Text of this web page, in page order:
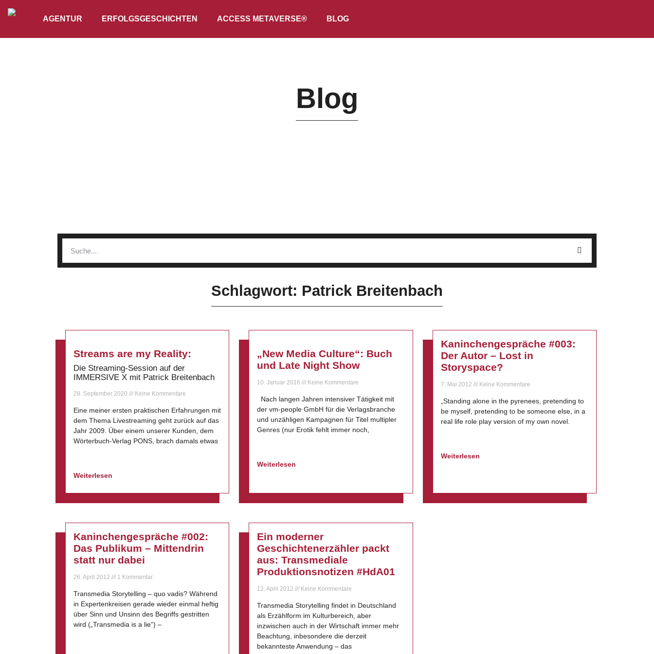
AGENTUR ERFOLGSGESCHICHTEN ACCESS METAVERSE® BLOG
Blog
Schlagwort: Patrick Breitenbach
Streams are my Reality:
Die Streaming-Session auf der
IMMERSIVE X mit Patrick Breitenbach
28. September 2020 Keine Kommentare
Eine meiner ersten praktischen Erfahrungen mit
dem Thema Livestreaming geht zurück auf das
Jahr 2009. Über einem unserer Kunden, dem
Wörterbuch-Verlag PONS, brach damals etwas
Weiterlesen
„New Media Culture“: Buch
und Late Night Show
10. Januar 2016 Keine Kommentare
Nach langen Jahren intensiver Tätigkeit mit
der vm-people GmbH für die Verlagsbranche
und unzähligen Kampagnen für Titel multipler
Genres (nur Erotik fehlt immer noch,
Weiterlesen
Kaninchengespräche #003:
Der Autor – Lost in
Storyspace?
7. Mai 2012 Keine Kommentare
„Standing alone in the pyrenees, pretending to
be myself, pretending to be someone else, in a
real life role play version of my own novel.
Weiterlesen
Kaninchengespräche #002:
Das Publikum – Mittendrin
statt nur dabei
26. April 2012 1 Kommentar
Transmedia Storytelling – quo vadis? Während
in Expertenkreisen gerade wieder einmal heftig
über Sinn und Unsinn des Begriffs gestritten
wird („Transmedia is a lie“) –
Ein moderner
Geschichtenerzähler packt
aus: Transmediale
Produktionsnotizen #HdA01
12. April 2012 Keine Kommentare
Transmedia Storytelling findet in Deutschland
als Erzählform im Kulturbereich, aber
inzwischen auch in der Wirtschaft immer mehr
Beachtung, inbesondere die derzeit
bekannteste Anwendung – das